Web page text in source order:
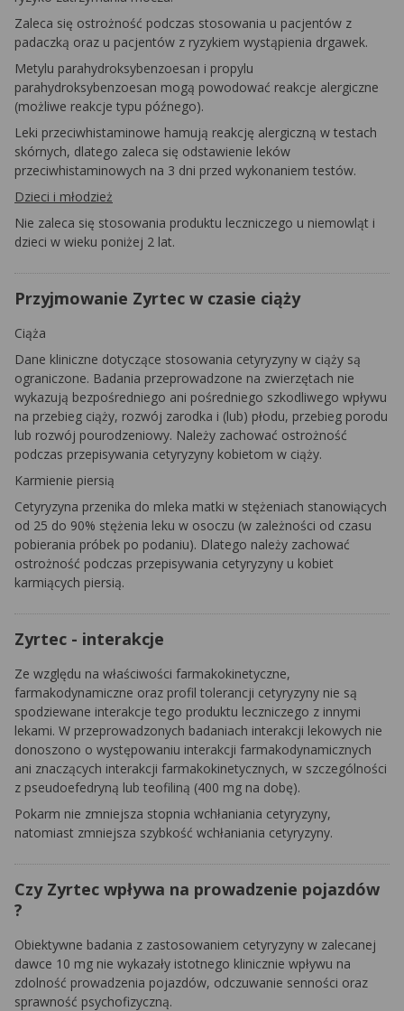
Zaleca się ostrożność podczas stosowania u pacjentów z
padaczką oraz u pacjentów z ryzykiem wystąpienia drgawek.
Metylu parahydroksybenzoesan i propylu
parahydroksybenzoesan mogą powodować reakcje alergiczne
(możliwe reakcje typu późnego).
Leki przeciwhistaminowe hamują reakcję alergiczną w testach
skórnych, dlatego zaleca się odstawienie leków
przeciwhistaminowych na 3 dni przed wykonaniem testów.
Dzieci i młodzież
Nie zaleca się stosowania produktu leczniczego u niemowląt i
dzieci w wieku poniżej 2 lat.
Przyjmowanie Zyrtec w czasie ciąży
Ciąża
Dane kliniczne dotyczące stosowania cetyryzyny w ciąży są
ograniczone. Badania przeprowadzone na zwierzętach nie
wykazują bezpośredniego ani pośredniego szkodliwego wpływu
na przebieg ciąży, rozwój zarodka i (lub) płodu, przebieg porodu
lub rozwój pourodzeniowy. Należy zachować ostrożność
podczas przepisywania cetyryzyny kobietom w ciąży.
Karmienie piersią
Cetyryzyna przenika do mleka matki w stężeniach stanowiących
od 25 do 90% stężenia leku w osoczu (w zależności od czasu
pobierania próbek po podaniu). Dlatego należy zachować
ostrożność podczas przepisywania cetyryzyny u kobiet
karmiących piersią.
Zyrtec - interakcje
Ze względu na właściwości farmakokinetyczne,
farmakodynamiczne oraz profil tolerancji cetyryzyny nie są
spodziewane interakcje tego produktu leczniczego z innymi
lekami. W przeprowadzonych badaniach interakcji lekowych nie
donoszono o występowaniu interakcji farmakodynamicznych
ani znaczących interakcji farmakokinetycznych, w szczególności
z pseudoefedryną lub teofiliną (400 mg na dobę).
Pokarm nie zmniejsza stopnia wchłaniania cetyryzyny,
natomiast zmniejsza szybkość wchłaniania cetyryzyny.
Czy Zyrtec wpływa na prowadzenie pojazdów
?
Obiektywne badania z zastosowaniem cetyryzyny w zalecanej
dawce 10 mg nie wykazały istotnego klinicznie wpływu na
zdolność prowadzenia pojazdów, odczuwanie senności oraz
sprawność psychofizyczną.